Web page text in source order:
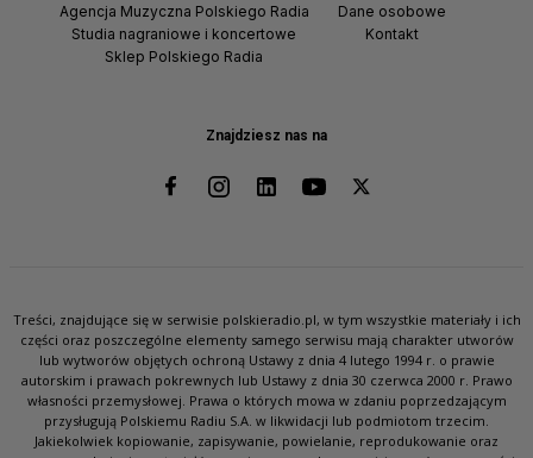
Znajdziesz nas na
Agencja Muzyczna Polskiego Radia
Studia nagraniowe i koncertowe
Sklep Polskiego Radia
Dane osobowe
Kontakt
Treści, znajdujące się w serwisie polskieradio.pl, w tym wszystkie materiały i ich
części oraz poszczególne elementy samego serwisu mają charakter utworów
lub wytworów objętych ochroną Ustawy z dnia 4 lutego 1994 r. o prawie
autorskim i prawach pokrewnych lub Ustawy z dnia 30 czerwca 2000 r. Prawo
własności przemysłowej. Prawa o których mowa w zdaniu poprzedzającym
przysługują Polskiemu Radiu S.A. w likwidacji lub podmiotom trzecim.
Jakiekolwiek kopiowanie, zapisywanie, powielanie, reprodukowanie oraz